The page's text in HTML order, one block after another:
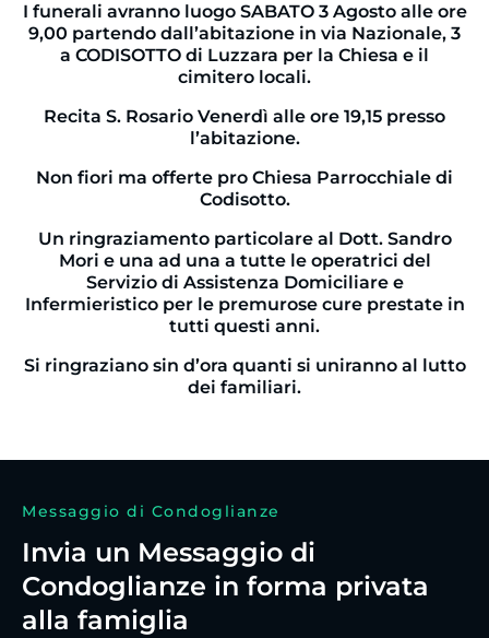
I funerali avranno luogo SABATO 3 Agosto alle ore
9,00 partendo dall’abitazione in via Nazionale, 3
a CODISOTTO di Luzzara per la Chiesa e il
cimitero locali.
Recita S. Rosario Venerdì alle ore 19,15 presso
l’abitazione.
Non fiori ma offerte pro Chiesa Parrocchiale di
Codisotto.
Un ringraziamento particolare al Dott. Sandro
Mori e una ad una a tutte le operatrici del
Servizio di Assistenza Domiciliare e
Infermieristico per le premurose cure prestate in
tutti questi anni.
Si ringraziano sin d’ora quanti si uniranno al lutto
dei familiari.
Messaggio di Condoglianze
Invia un Messaggio di
Condoglianze in forma privata
alla famiglia